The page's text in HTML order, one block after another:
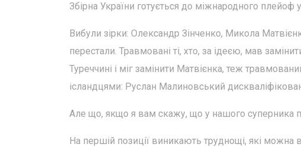
Збірна України готується до міжнародного плейоф
Вибули зірки: Олександр Зінченко, Микола
перестали. Травмовані ті, хто, за ідеєю, мав
Туреччині і міг замінити Матвієнка, теж
ісландцями: Руслан Малиновський
Але що, якщо я вам скажу, що у нашого суперника
На першій позиції виникають труднощі, які можна